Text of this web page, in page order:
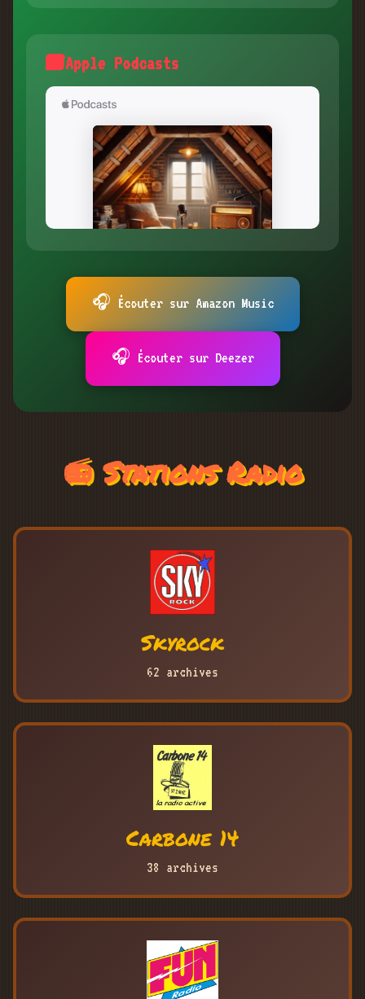
Apple Podcasts
🎧 Écouter sur Amazon Music
🎧 Écouter sur Deezer
📻 Stations Radio
Skyrock
62 archives
Carbone 14
38 archives